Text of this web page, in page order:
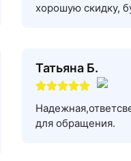
хорошую скидку,
Татьяна Б.
для обращения.